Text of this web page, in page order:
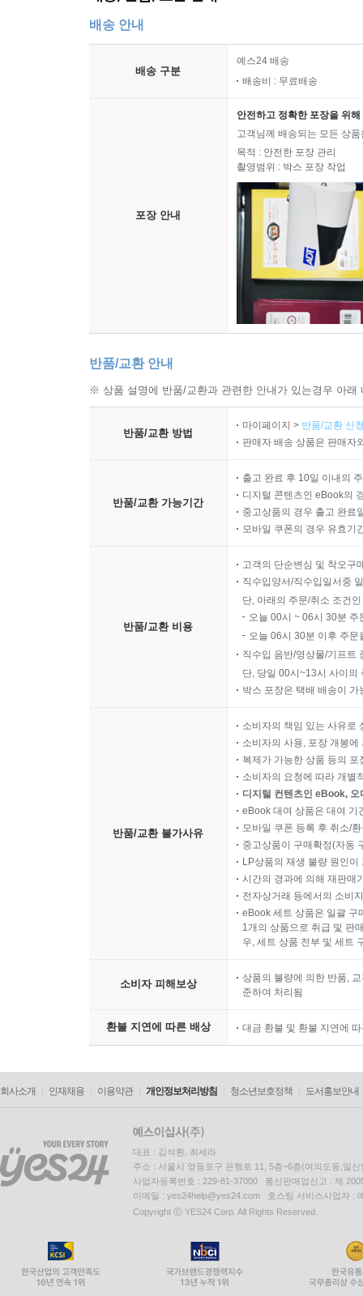
배송 안내
배송 구분
예스24 배송
배송비 : 무료배송
포장 안내
안전하고 정확한 포장을 위
고객님께 배송되는 모든 상
목적 : 안전한 포장 관리
촬영범위 : 박스 포장 작업
반품/교환 안내
※ 상품 설명에 반품/교환과 관련한 안내가 있는경우 아
반품/교환 방법
마이페이지 > 반품/교환 신
판매자 배송 상품은 판매자
반품/교환 가능기간
출고 완료 후 10일 이내의
디지털 콘텐츠인 eBook의
중고상품의 경우 출고 완료
모바일 쿠폰의 경우 유효기
반품/교환 비용
고객의 단순변심 및 착오구
직수입양서/직수입일서중
단, 아래의 주문/취소 조건
오늘 00시 ~ 06시 30분
오늘 06시 30분 이후 주
직수입 음반/영상물/기프트
단, 당일 00시~13시 사이의
박스 포장은 택배 배송이
반품/교환 불가사유
소비자의 책임 있는 사유로
소비자의 사용, 포장 개봉
복제가 가능한 상품 등의
소비자의 요청에 따라 개별
디지털 컨텐츠인 eBook,
eBook 대여 상품은 대여 기
모바일 쿠폰 등록 후 취소/
중고상품이 구매확정(자동
LP상품의 재생 불량 원인
시간의 경과에 의해 재판매
전자상거래 등에서의 소비
eBook 세트 상품은 일괄 구
1개의 상품으로 취급 및 판
우, 세트 상품 전부 및 세트
소비자 피해보상
상품의 불량에 의한 반품,
준하여 처리됨
환불 지연에 따른 배상 대금 환불 및 환불 지연에
회사소개 인재채용 이용약관 개인정보처리방침 청소년보호정책 도서홍보안내
대표 : 김석환, 최세라
주소 : 서울시 영등포구 은행로 11, 5층~6층(여의도동,일신
사업자등록번호 : 229-81-37000 통신판매업신고 : 제
이메일 : yes24help@yes24.com 호스팅 서비스사업자 :
Copyright ⓒ YES24 Corp. All Rights Reserved.